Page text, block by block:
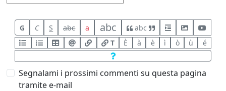
G C S abc a abc
abc
T
È à è ì ò ù é
Segnalami i prossimi commenti su questa pagina
tramite e-mail